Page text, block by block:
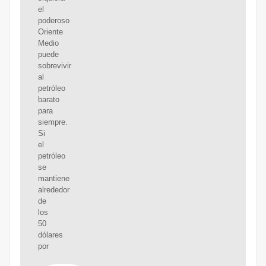
el
poderoso
Oriente
Medio
puede
sobrevivir
al
petróleo
barato
para
siempre.
Si
el
petróleo
se
mantiene
alrededor
de
los
50
dólares
por